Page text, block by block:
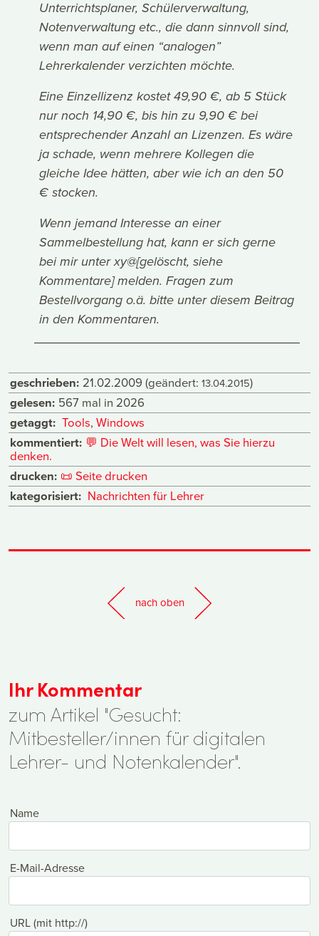
Unterrichtsplaner, Schülerverwaltung,
Notenverwaltung etc., die dann sinnvoll sind,
wenn man auf einen “analogen”
Lehrerkalender verzichten möchte.
Eine Einzellizenz kostet 49,90 €, ab 5 Stück
nur noch 14,90 €, bis hin zu 9,90 € bei
entsprechender Anzahl an Lizenzen. Es wäre
ja schade, wenn mehrere Kollegen die
gleiche Idee hätten, aber wie ich an den 50
€ stocken.
Wenn jemand Interesse an einer
Sammelbestellung hat, kann er sich gerne
bei mir unter xy@[gelöscht, siehe
Kommentare] melden. Fragen zum
Bestellvorgang o.ä. bitte unter diesem Beitrag
in den Kommentaren.
geschrieben: 21.02.2009 (geändert: 13.04.2015)
gelesen: 567 mal in 2026
getaggt: Tools, Windows
kommentiert: 💬 Die Welt will lesen, was Sie hierzu
denken.
drucken: 📜 Seite drucken
kategorisiert: Nachrichten für Lehrer
nach oben
Ihr Kommentar
zum Artikel "Gesucht:
Mitbesteller/innen für digitalen
Lehrer- und Notenkalender".
Name
E-Mail-Adresse
URL (mit http://)